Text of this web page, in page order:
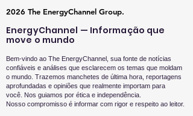
2026 The EnergyChannel Group.
EnergyChannel — Informação que
move o mundo
Bem-vindo ao The EnergyChannel, sua fonte de notícias
confiáveis e análises que esclarecem os temas que moldam
o mundo. Trazemos manchetes de última hora, reportagens
aprofundadas e opiniões que realmente importam para
você. Nos guiamos por ética e independência.
Nosso compromisso é informar com rigor e respeito ao leitor.